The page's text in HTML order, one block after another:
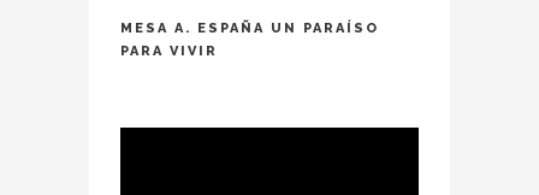
MESA A. ESPAÑA UN PARAÍSO
PARA VIVIR